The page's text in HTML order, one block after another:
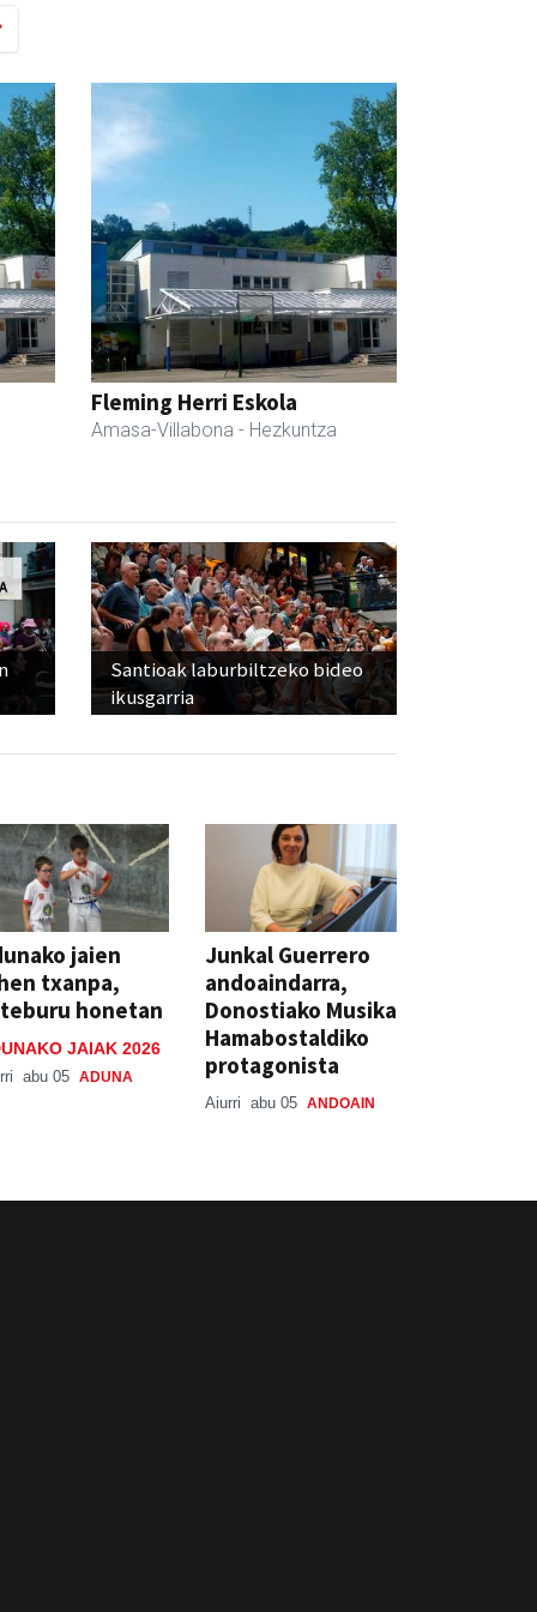
Fleming Herri Eskola
Amasa-Villabona - Hezkuntza
Santioak laburbiltzeko bideo
ikusgarria
jaien
txanpa,
honetan
JAIAK 2026
abu 05 ADUNA
Junkal Guerrero
andoaindarra,
Donostiako Musika
Hamabostaldiko
protagonista
Aiurri abu 05 ANDOAIN